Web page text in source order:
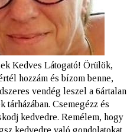
Kedves Látogató! Örülök,
hozzám és bízom benne,
vendég leszel a 6ártalan
tárházában. Csemegézz és
kedvedre. Remélem, hogy